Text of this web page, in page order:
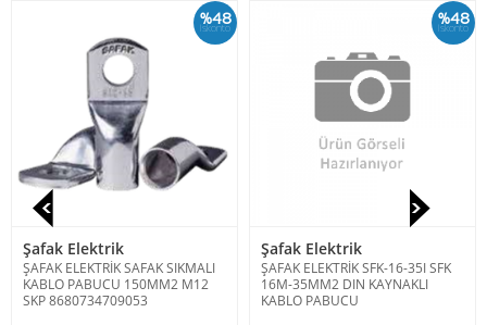
%48
İskonto
Şafak Elektrik
ŞAFAK ELEKTRİK SAFAK SIKMALI
KABLO PABUCU 150MM2 M12
SKP 8680734709053
%48
İskonto
Şafak Elektrik
ŞAFAK ELEKTRİK SFK-16-35I SFK
16M-35MM2 DIN KAYNAKLI
KABLO PABUCU